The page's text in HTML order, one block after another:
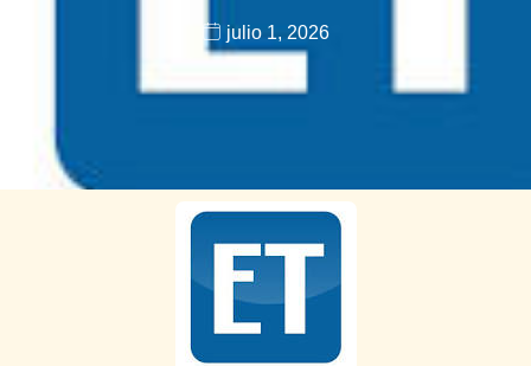
julio 1, 2026